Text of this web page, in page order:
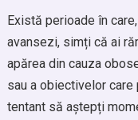
Există perioade în
avansezi, simți că ai
apărea din cauza
sau a obiectivelor care
tentant să aștepți